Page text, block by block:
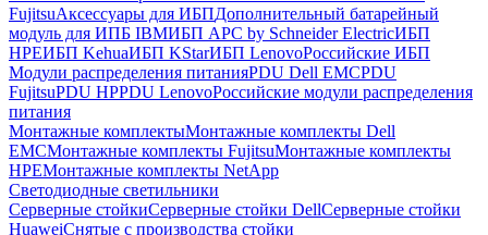
FujitsuАксессуары для ИБПДополнительный батарейный
модуль для ИПБ IBMИБП APC by Schneider ElectricИБП
HPEИБП KehuaИБП KStarИБП LenovoРоссийские ИБП
Модули распределения питанияPDU Dell EMCPDU
FujitsuPDU HPPDU LenovoРоссийские модули распределения
питания
Монтажные комплектыМонтажные комплекты Dell
EMCМонтажные комплекты FujitsuМонтажные комплекты
HPEМонтажные комплекты NetApp
Светодиодные светильники
Серверные стойкиСерверные стойки DellСерверные стойки
HuaweiСнятые с производства стойки